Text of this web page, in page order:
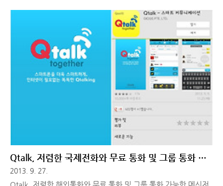
생각하시는 분들을 위해 갤럭시노트2 게임패드, 스마디 GAM.r에
대해 소개해드리도록 하겠습니다. ■ 갤럭시노트2 게임패드, 스마
디 GAM.r 디자인 및 기능 얼마 전까지 하던 카카오톡 게임 을 하
다가 왼쪽 엄지 손가락이 불나는 것 같은 경험을 여러 번 하여 '게
임 패드가 하나 있었음 좋겠다' 라는 생각을 많이 했습니다. 그래
서 찾아보니 아직 이렇다할 게임 패드가 발매가 안되었었는데, 이
Qtalk, 저렴한 국제전화와 무료 통화 및 그룹 통화 가
능한 어플
2013. 9. 27.
Qtalk, 저렴한 해외통화와 무료 통화 및 그룹 통화 가능한 메신저